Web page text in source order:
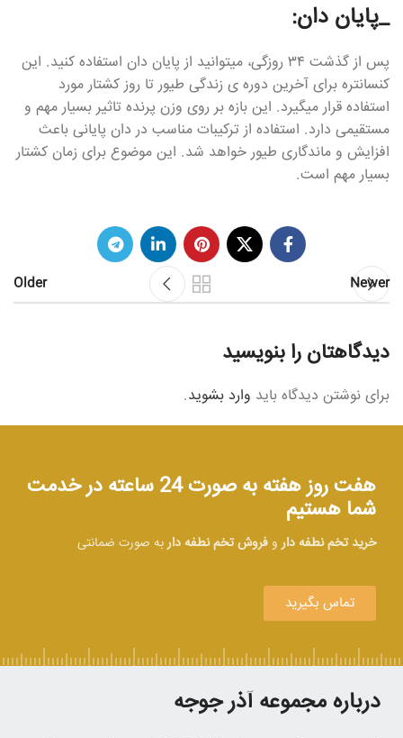
_پایان دان:
پس از گذشت ۳۴ روزگی، میتوانید از پایان دان استفاده کنید. این
کنسانتره برای آخرین دوره ی زندگی طیور تا روز کشتار مورد
استفاده قرار میگیرد. این بازه بر روی وزن پرنده تاثیر بسیار مهم و
مستقیمی دارد. استفاده از ترکیبات مناسب در دان پایانی باعث
افزایش و ماندگاری طیور خواهد شد. این موضوع برای زمان کشتار
بسیار مهم است.
Newer
Older
دیدگاهتان را بنویسید
برای نوشتن دیدگاه باید وارد بشوید.
هفت روز هفته به صورت 24 ساعته در خدمت
شما هستیم
خرید تخم نطفه داروفروش تخم نطفه داربه صورت ضمانتی
تماس بگیرید
درباره مجموعه آذر جوجه